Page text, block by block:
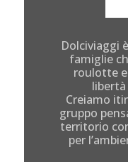
Dolciviaggi
famiglie
roulotte
libertà
Creiamo
gruppo
territorio
per